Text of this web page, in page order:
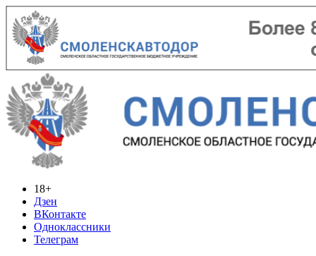
18+
Дзен
ВКонтакте
Одноклассники
Телеграм